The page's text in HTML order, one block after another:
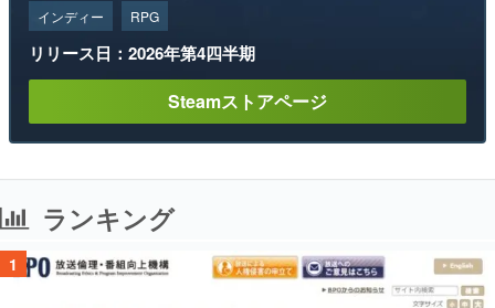
インディー RPG
リリース日：2026年第4四半期
Steamストアページ
ランキング
1